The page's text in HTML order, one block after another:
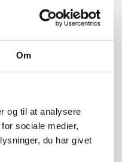
Om
og til at analysere
sociale medier,
du har givet